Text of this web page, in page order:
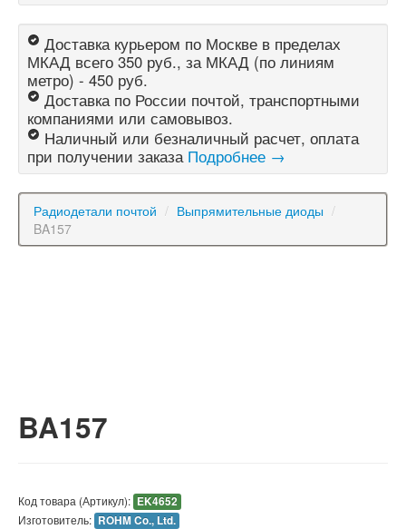
Доставка курьером по Москве в пределах
МКАД всего 350 руб., за МКАД (по линиям
метро) - 450 руб.
Доставка по России почтой, транспортными
компаниями или самовывоз.
Наличный или безналичный расчет, оплата
при получении заказа Подробнее →
Радиодетали почтой / Выпрямительные диоды /
BA157
BA157
Код товара (Артикул): EK4652
Изготовитель: ROHM Co., Ltd.